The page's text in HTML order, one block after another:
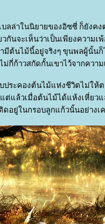
ลล่าในนิยายของอิซซี่ ก็ยังคง
นจะเห็นว่าเป็นเพียงความเ
มีต้นไม้นี้อยู่จริงๆ ขุนพลผู้นั้น
กี่ก้าวสกัดกั้นเขาไว้จากควา
ประคองต้นไม้แห่งชีวิตไม่ให้
แล้วเมื่อต้นไม้ได้แห้งเหี่ยว
อยู่ในกรอบลูกแก้วนั้นอย่างเ